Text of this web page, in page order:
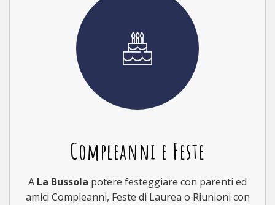
Compleanni e Feste
A La Bussola potere festeggiare con parenti ed
amici Compleanni, Feste di Laurea o Riunioni con